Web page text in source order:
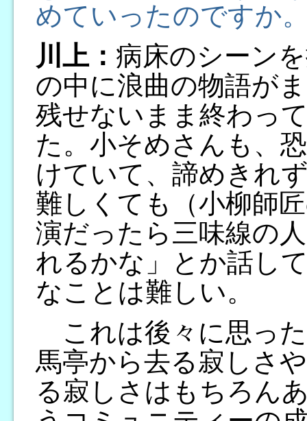
めていったのですか
川上： 病床のシーン
の中に浪曲の物語が
残せないまま終わっ
た。小そめさんも、
けていて、諦めきれ
難しくても（小柳師
演だったら三味線の
れるかな」とか話し
なことは難しい。
これは後々に思っ
馬亭から去る寂しさ
る寂しさはもちろん